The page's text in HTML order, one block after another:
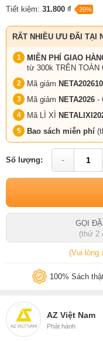
Tiết kiệm: 31.800 ₫ -20%
RẤT NHIỀU ƯU ĐÃI TẠI
MIỄN PHÍ GIAO
từ 300k TRÊN TOÀN
Mã giảm
Mã giảm NETA2026 -
Mã LÌ XÌ
Bao sách miễn phí
Số lượng: -
GỌI
(thứ 2
(Vui lòng
100% Sách
AZ Việt Nam
Phát hành